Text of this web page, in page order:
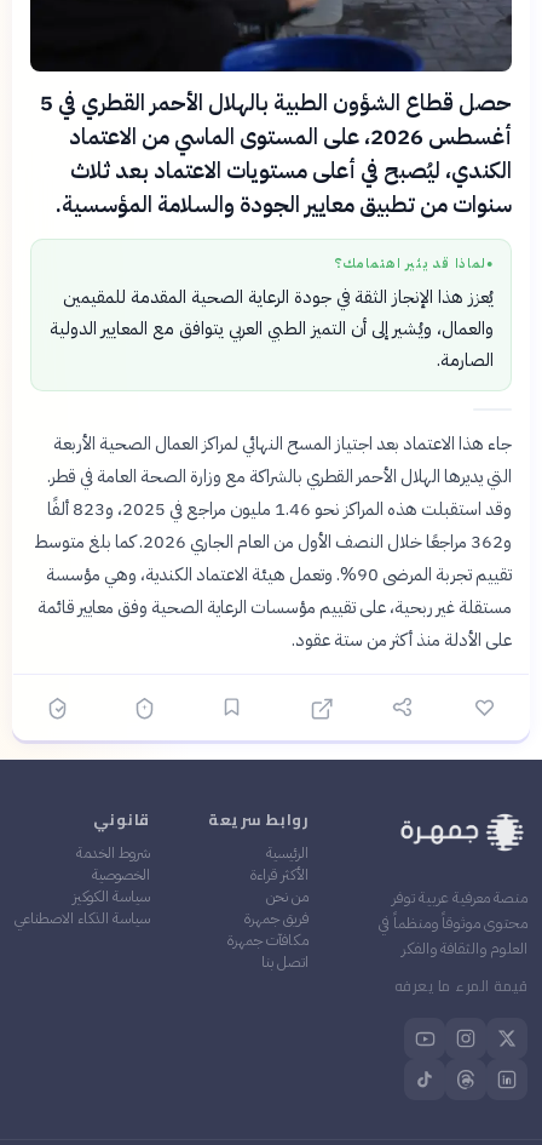
حصل قطاع الشؤون الطبية بالهلال الأحمر القطري في 5
أغسطس 2026، على المستوى الماسي من الاعتماد
الكندي، ليُصبح في أعلى مستويات الاعتماد بعد ثلاث
سنوات من تطبيق معايير الجودة والسلامة المؤسسية.
● لماذا قد يثير اهتمامك؟
يُعزز هذا الإنجاز الثقة في جودة الرعاية الصحية المقدمة للمقيمين
والعمال، ويُشير إلى أن التميز الطبي العربي يتوافق مع المعايير الدولية
الصارمة.
جاء هذا الاعتماد بعد اجتياز المسح النهائي لمراكز العمال الصحية الأربعة
التي يديرها الهلال الأحمر القطري بالشراكة مع وزارة الصحة العامة في قطر.
وقد استقبلت هذه المراكز نحو 1.46 مليون مراجع في 2025، و823 ألفًا
و362 مراجعًا خلال النصف الأول من العام الجاري 2026. كما بلغ متوسط
تقييم تجربة المرضى 90%. وتعمل هيئة الاعتماد الكندية، وهي مؤسسة
مستقلة غير ربحية، على تقييم مؤسسات الرعاية الصحية وفق معايير قائمة
على الأدلة منذ أكثر من ستة عقود.
منصة معرفية عربية توفر
محتوى موثوقاً ومنظماً في
العلوم والثقافة والفكر
قيمة المرء ما يعرفه
روابط سريعة
الرئيسية
الأكثر قراءة
من نحن
فريق جمهرة
مكافآت جمهرة
اتصل بنا
قانوني
شروط الخدمة
الخصوصية
سياسة الكوكيز
سياسة الذكاء الاصطناعي